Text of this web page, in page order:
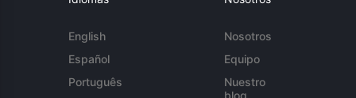
English
Español
Português
Nosotros
Equipo
Nuestro
blog